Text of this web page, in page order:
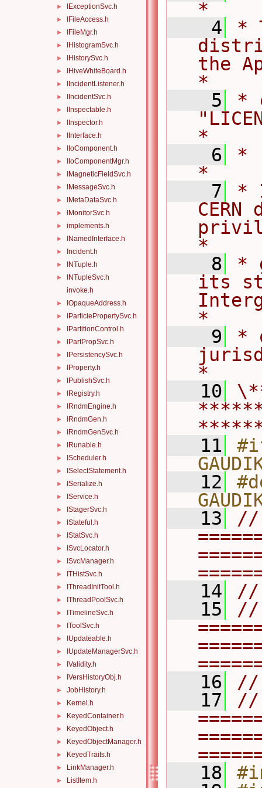
► IExceptionSvc.h
► IFileAccess.h
► IFileMgr.h
► IHistogramSvc.h
► IHistorySvc.h
► IHiveWhiteBoard.h
► IIncidentListener.h
► IIncidentSvc.h
► IInspectable.h
► IInspector.h
► IInterface.h
► IIoComponent.h
► IIoComponentMgr.h
► IMagneticFieldSvc.h
► IMessageSvc.h
► IMetaDataSvc.h
► IMonitorSvc.h
► implements.h
► INamedInterface.h
► Incident.h
► INTuple.h
►
INTupleSvc.h
invoke.h
► IOpaqueAddress.h
► IParticlePropertySvc.h
► IPartitionControl.h
► IPartPropSvc.h
► IPersistencySvc.h
► IProperty.h
► IPublishSvc.h
► IRegistry.h
► IRndmEngine.h
► IRndmGen.h
► IRndmGenSvc.h
► IRunable.h
► IScheduler.h
► ISelectStatement.h
► ISerialize.h
► IService.h
► IStagerSvc.h
► IStateful.h
► IStatSvc.h
► ISvcLocator.h
► ISvcManager.h
► ITHistSvc.h
► IThreadInitTool.h
► IThreadPoolSvc.h
► ITimelineSvc.h
► IToolSvc.h
► IUpdateable.h
► IUpdateManagerSvc.h
► IValidity.h
► IVersHistoryObj.h
► JobHistory.h
► Kernel.h
► KeyedContainer.h
► KeyedObject.h
► KeyedObjectManager.h
► KeyedTraits.h
► LinkManager.h
► ListItem.h
*
    4
*
the
*
    5
*
*
    6
*
*
    7
*
*
    8
*
its
*
    9
*
*
   10
   11
   12
   13
//
   14
//
   15
//
   16
//
   17
//
   18